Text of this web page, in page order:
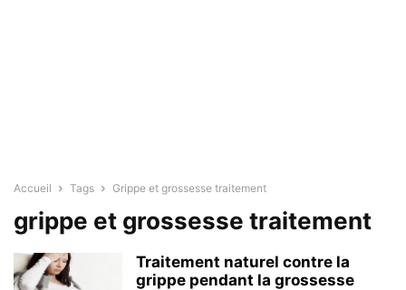
Accueil Tags Grippe et grossesse traitement
grippe et grossesse traitement
Traitement naturel contre la
grippe pendant la grossesse